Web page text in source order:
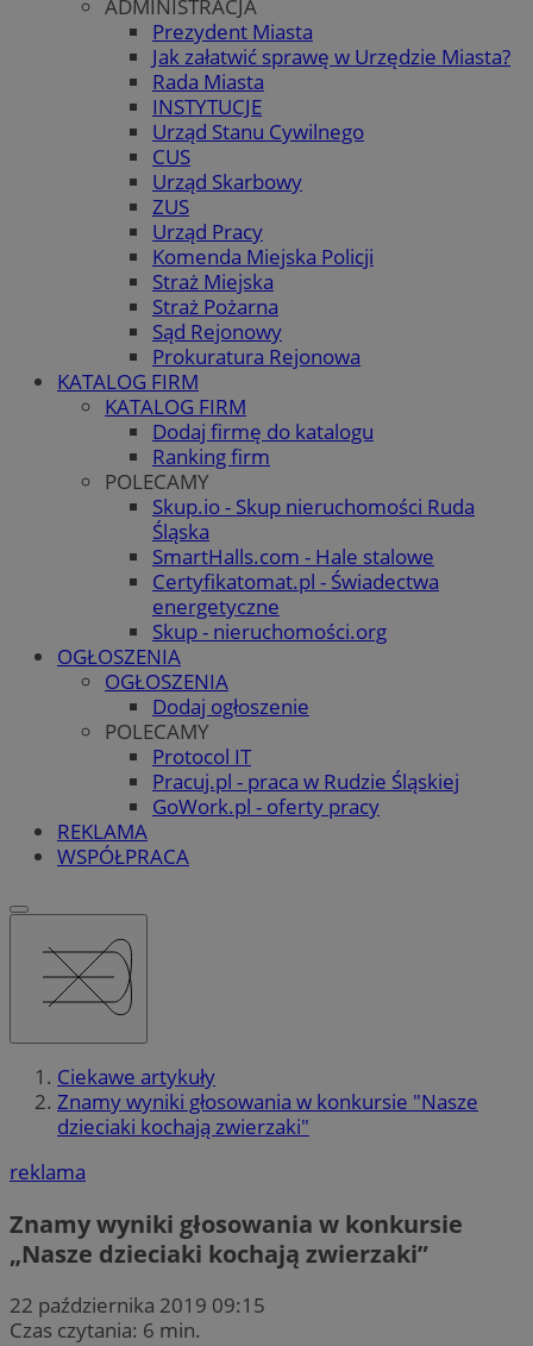
ADMINISTRACJA
Prezydent Miasta
Jak załatwić sprawę w Urzędzie Miasta?
Rada Miasta
INSTYTUCJE
Urząd Stanu Cywilnego
CUS
Urząd Skarbowy
ZUS
Urząd Pracy
Komenda Miejska Policji
Straż Miejska
Straż Pożarna
Sąd Rejonowy
Prokuratura Rejonowa
KATALOG FIRM
KATALOG FIRM
Dodaj firmę do katalogu
Ranking firm
POLECAMY
Skup.io - Skup nieruchomości Ruda
Śląska
SmartHalls.com - Hale stalowe
Certyfikatomat.pl - Świadectwa
energetyczne
Skup - nieruchomości.org
OGŁOSZENIA
OGŁOSZENIA
Dodaj ogłoszenie
POLECAMY
Protocol IT
Pracuj.pl - praca w Rudzie Śląskiej
GoWork.pl - oferty pracy
REKLAMA
WSPÓŁPRACA
Ciekawe artykuły
Znamy wyniki głosowania w konkursie "Nasze
dzieciaki kochają zwierzaki"
reklama
Znamy wyniki głosowania w konkursie
„Nasze dzieciaki kochają zwierzaki”
22 października 2019 09:15
Czas czytania: 6 min.